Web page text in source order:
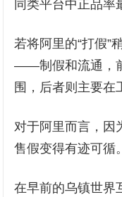
同类平台中正品率
若将阿里的“打假”
——制假和流通，
围，后者则主要在
对于阿里而言，因
售假变得有迹可循。
在早前的乌镇世界